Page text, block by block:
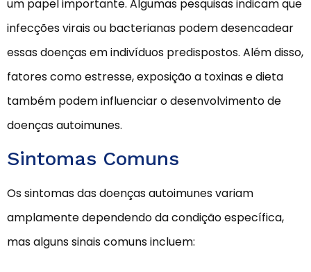
um papel importante. Algumas pesquisas indicam que
infecções virais ou bacterianas podem desencadear
essas doenças em indivíduos predispostos. Além disso,
fatores como estresse, exposição a toxinas e dieta
também podem influenciar o desenvolvimento de
doenças autoimunes.
Sintomas Comuns
Os sintomas das doenças autoimunes variam
amplamente dependendo da condição específica,
mas alguns sinais comuns incluem: